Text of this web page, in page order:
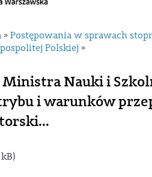
» Postępowania w sprawach
Polskiej »
Ministra Nauki i
i warunków